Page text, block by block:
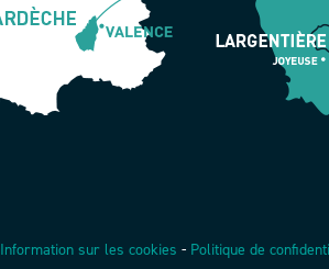
Information sur les cookies - Politique de